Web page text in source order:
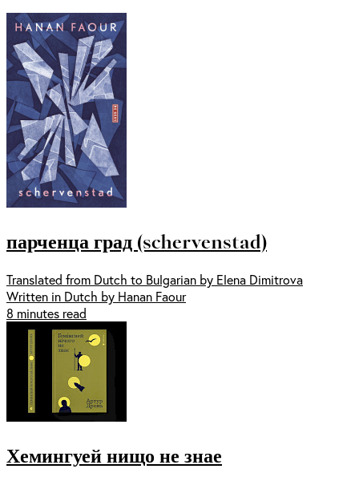
парченца град (schervenstad)
Translated from Dutch to Bulgarian by Elena Dimitrova
Written in Dutch by Hanan Faour
8 minutes read
Хемингуей нищо не знае